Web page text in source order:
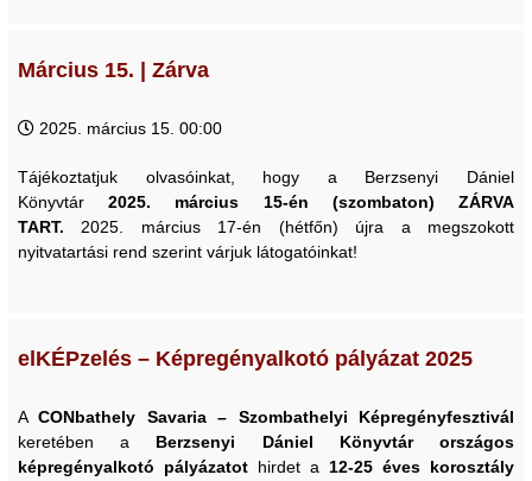
Március 15. | Zárva
2025. március 15. 00:00
Tájékoztatjuk olvasóinkat, hogy a Berzsenyi Dániel
Könyvtár2025. március 15-én (szombaton)ZÁRVA
TART. 2025. március 17-én (hétfőn) újra a megszokott
nyitvatartási rend szerint várjuk látogatóinkat!
elKÉPzelés – Képregényalkotó pályázat 2025
ACONbathely Savaria – Szombathelyi Képregényfesztivál
keretében a Berzsenyi Dániel Könyvtár
országos
képregényalkotó pályázatot hirdet a 12-25 éves korosztály